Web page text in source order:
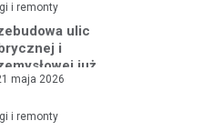
i remonty
ulic
i
już
maja 2026
i remonty